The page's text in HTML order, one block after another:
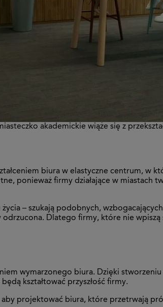
akademickie wiąże się z
biura w elastyczne centrum, w
ponieważ firmy działające w miastach
– szukają podobnych,
Dlatego firmy, które nie
wymarzonego biura. Dzięki
kształtować przyszłość firmy.
projektować biura, które przetrwają